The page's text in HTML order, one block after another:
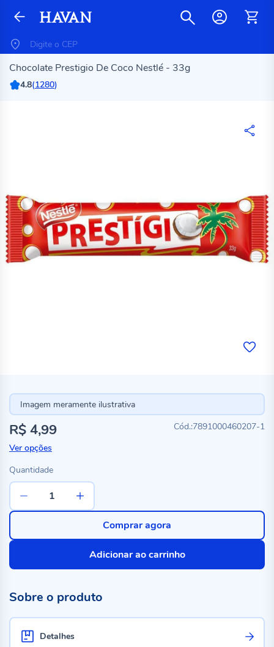
Chocolate Prestigio De Coco Nestlé - 33g
4.8(1280)
Imagem meramente ilustrativa
7891000460207-1
R$ 4,99
Ver opções
Quantidade
Adicionar ao carrinho
Comprar agora
Sobre o produto
Detalhes